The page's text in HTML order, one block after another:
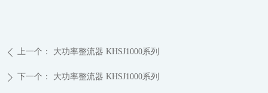
ꄴ 上一个： 大功率整流器 KHSJ1000系列
ꄲ 下一个： 大功率整流器 KHSJ1000系列